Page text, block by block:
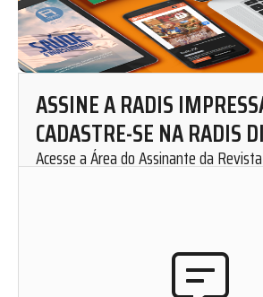
ASSINE A RADIS
CADASTRE-SE NA RADIS
Acesse a Área do Assinante da
ACESSAR ÁREA DO ASSINANTE